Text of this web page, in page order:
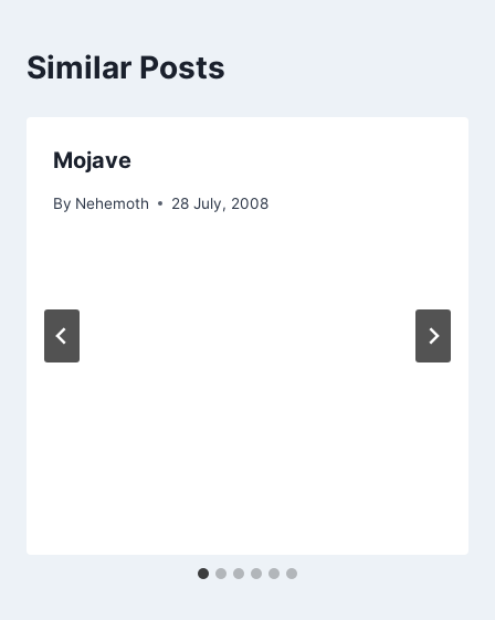
Similar Posts
Mojave
By Nehemoth 28 July, 2008